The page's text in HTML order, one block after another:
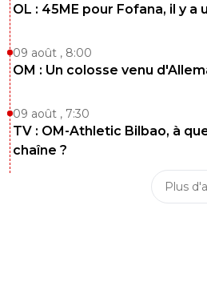
OL : 45ME pour Fofana, il y
09 août , 8:00
OM : Un colosse venu
09 août , 7:30
TV : OM-Athletic Bilbao, à
chaîne ?
Plus